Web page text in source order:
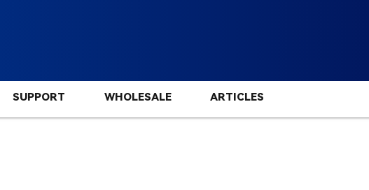
SUPPORT WHOLESALE ARTICLES